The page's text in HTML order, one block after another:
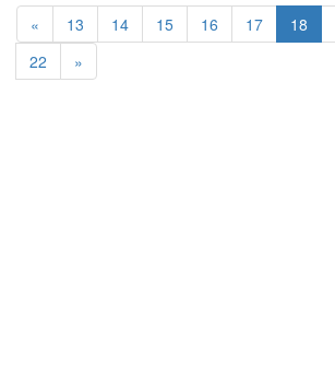
« 13 14 15 16 17 18
22
»